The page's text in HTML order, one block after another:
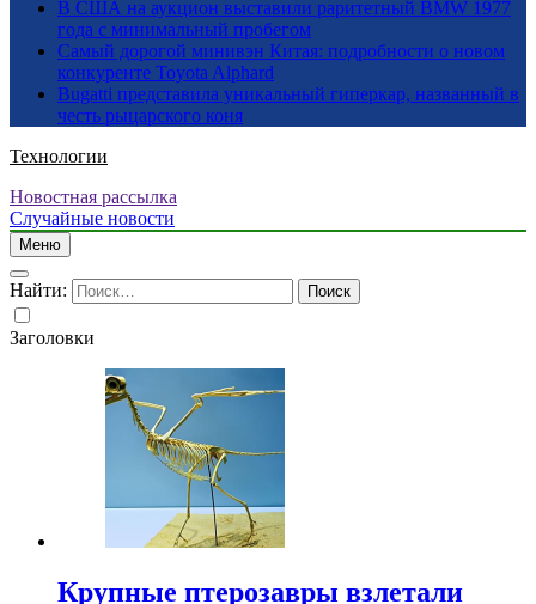
В США на аукцион выставили раритетный BMW 1977
года с минимальный пробегом
Самый дорогой минивэн Китая: подробности о новом
конкуренте Toyota Alphard
Bugatti представила уникальный гиперкар, названный в
честь рыцарского коня
Технологии
Новостная рассылка
Случайные новости
Меню
Найти:
Заголовки
Крупные птерозавры взлетали